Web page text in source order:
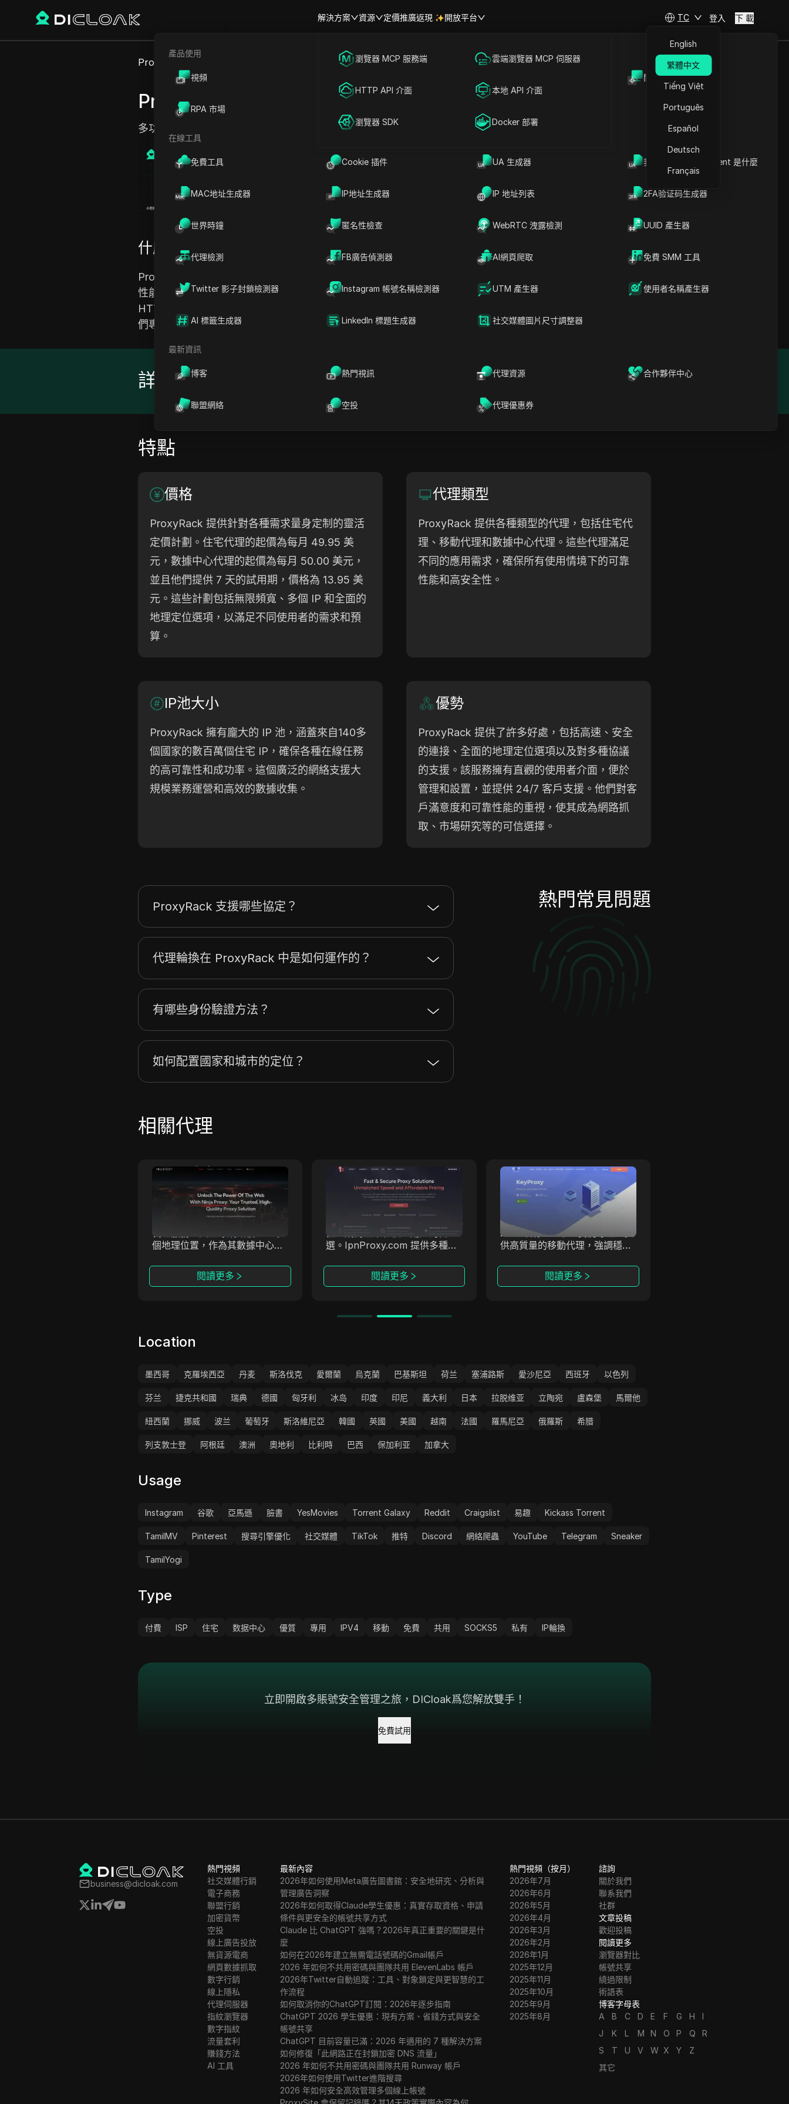
解決方案
海外社媒營銷
廣告投放
帳號共享
資源
產品使用
視頻 開放API
RPA 市場
在線工具
免費工具 Cookie 插件 UA 生成器 我的瀏覽器 User Agent 是什麼
MAC地址生成器 IP地址生成器 IP 地址列表 2FA验证码生成器
世界時鐘 匿名性檢查 WebRTC 洩露檢測 UUID 產生器
代理檢測 FB廣告偵測器 AI網頁爬取 免費 SMM 工具
Twitter 影子封鎖檢測器 Instagram 帳號名稱檢測器 UTM 產生器 使用者名稱產生器
AI 標籤生成器 LinkedIn 標題生成器 社交媒體圖片尺寸調整器
最新資訊
博客 熱門視訊 代理資源 合作夥伴中心
聯盟網絡 空投 代理優惠券
定價推廣返現 開放平台
瀏覽器 MCP 服務端 雲端瀏覽器 MCP 伺服器
HTTP API 介面 本地 API 介面
瀏覽器 SDK Docker 部署
TC
English
繁體中文
Tiếng Việt
Português
Español
Deutsch
Français
登入 下 載
Proxy Sites
ProxyRack
在Claude中開啟
多功能且高效能的代理，滿足您的所有需求
什麼是 ProxyRack？
ProxyRack 提供多樣化的代理服務，包括住宅、移動和數據中心代理。ProxyRack 以其廣泛的 IP 池和強大的
性能而聞名，確保適用於網路抓取、社交媒體管理及訪問受地理限制內容的高速、可靠連接。該服務支援
HTTP、HTTPS、SOCKS4、SOCKS5 和 UDP 協定，提供靈活的定價計劃，並能與多種工具無縫整合。他
們專業的客戶支援和合乎道德的採購實踐，使其成為企業和個人的首選。
詳情 總部位置 成立年份
特點
價格
ProxyRack 提供針對各種需求量身定制的靈活
定價計劃。住宅代理的起價為每月 49.95 美
元，數據中心代理的起價為每月 50.00 美元，
並且他們提供 7 天的試用期，價格為 13.95 美
元。這些計劃包括無限頻寬、多個 IP 和全面的
地理定位選項，以滿足不同使用者的需求和預
算。
代理類型
ProxyRack 提供各種類型的代理，包括住宅代
理、移動代理和數據中心代理。這些代理滿足
不同的應用需求，確保所有使用情境下的可靠
性能和高安全性。
IP池大小
ProxyRack 擁有龐大的 IP 池，涵蓋來自140多
個國家的數百萬個住宅 IP，確保各種在線任務
的高可靠性和成功率。這個廣泛的網絡支援大
規模業務運營和高效的數據收集。
優勢
ProxyRack 提供了許多好處，包括高速、安全
的連接、全面的地理定位選項以及對多種協議
的支援。該服務擁有直觀的使用者介面，便於
管理和設置，並提供 24/7 客戶支援。他們對客
戶滿意度和可靠性能的重視，使其成為網路抓
取、市場研究等的可信選擇。
熱門常見問題
ProxyRack 支援哪些協定？
代理輪換在 ProxyRack 中是如何運作的？
有哪些身份驗證方法？
如何配置國家和城市的定位？
相關代理
NinjaProxy
NinjaProxy 是一家受歡迎的服
務提供商，已有超過10年的歷
史，為匿名訪問網絡提供高品質
代理服務。其全球網絡覆蓋50多
個地理位置，作為其數據中心、
閱讀更多
IpnProxy
IpnProxy.com 在提供安全高效
的網路抓取、數據收集和匿名瀏
覽服務方面，憑藉其出色的穩定
性，成為企業和個人用戶的首
選。IpnProxy.com 提供多種功
注的頂級代理服務商。
閱讀更多
KeyProxy
KeyProxy 提供高級企業級移動
代理，旨在滿足尋求可靠高性能
解決方案的企業和個人需求。自
2017年成立以來，我們專注於提
供高質量的移動代理，強調穩定
致力於提供最先進的移動代理技
術，幫助您輕鬆實現目標。
閱讀更多
Location
墨西哥 克羅埃西亞 丹麦 斯洛伐克 愛爾蘭 烏克蘭 巴基斯坦 荷兰 塞浦路斯 愛沙尼亞 西班牙 以色列
芬兰 捷克共和國 瑞典 德國 匈牙利 冰岛 印度 印尼 義大利 日本 拉脱维亚 立陶宛 盧森堡 馬爾他
紐西蘭 挪威 波兰 葡萄牙 斯洛維尼亞 韓國 英國 美國 越南 法國 羅馬尼亞 俄羅斯 希腊
列支敦士登 阿根廷 澳洲 奧地利 比利時 巴西 保加利亚 加拿大
Usage
Instagram 谷歌 亞馬遜 臉書 YesMovies Torrent Galaxy Reddit Craigslist 易趣 Kickass Torrent
TamilMV Pinterest 搜尋引擎優化 社交媒體 TikTok 推特 Discord 網絡爬蟲 YouTube Telegram Sneaker
TamilYogi
Type
付費 ISP 住宅 数据中心 優質 專用 IPV4 移動 免費 共用 SOCKS5 私有 IP輪換
立即開啟多賬號安全管理之旅，DICloak爲您解放雙手！
免費試用
business@dicloak.com
熱門視頻
社交媒體行銷
電子商務
聯盟行銷
加密貨幣
空投
線上廣告投放
無貨源電商
網頁數據抓取
數字行銷
線上隱私
代理伺服器
指紋瀏覽器
數字指紋
流量套利
賺錢方法
AI 工具
最新內容
2026年如何使用Meta廣告圖書館：安全地研究、分析與
管理廣告洞察
2026年如何取得Claude學生優惠：真實存取資格、申請
條件與更安全的帳號共享方式
Claude 比 ChatGPT 強嗎？2026年真正重要的關鍵是什
麼
如何在2026年建立無需電話號碼的Gmail帳戶
2026 年如何不共用密碼與團隊共用 ElevenLabs 帳戶
2026年Twitter自動追蹤：工具、對象鎖定與更智慧的工
作流程
如何取消你的ChatGPT訂閱：2026年逐步指南
ChatGPT 2026 學生優惠：現有方案、省錢方式與安全
帳號共享
ChatGPT 目前容量已滿：2026 年適用的 7 種解決方案
如何修復「此網路正在封鎖加密 DNS 流量」
2026 年如何不共用密碼與團隊共用 Runway 帳戶
2026年如何使用Twitter進階搜尋
2026 年如何安全高效管理多個線上帳號
熱門視頻（按月）
2026年7月
2026年6月
2026年5月
2026年4月
2026年3月
2026年2月
2026年1月
2025年12月
2025年11月
2025年10月
2025年9月
2025年8月
諮詢
關於我們
聯系我們
社群
文章投稿
歡迎投稿
閱讀更多
瀏覽器對比
帳號共享
繞過限制
術語表
博客字母表
A
B C D E F G H
I
J
K L M N O P Q
R
S
T U V W X Y
Z
其它